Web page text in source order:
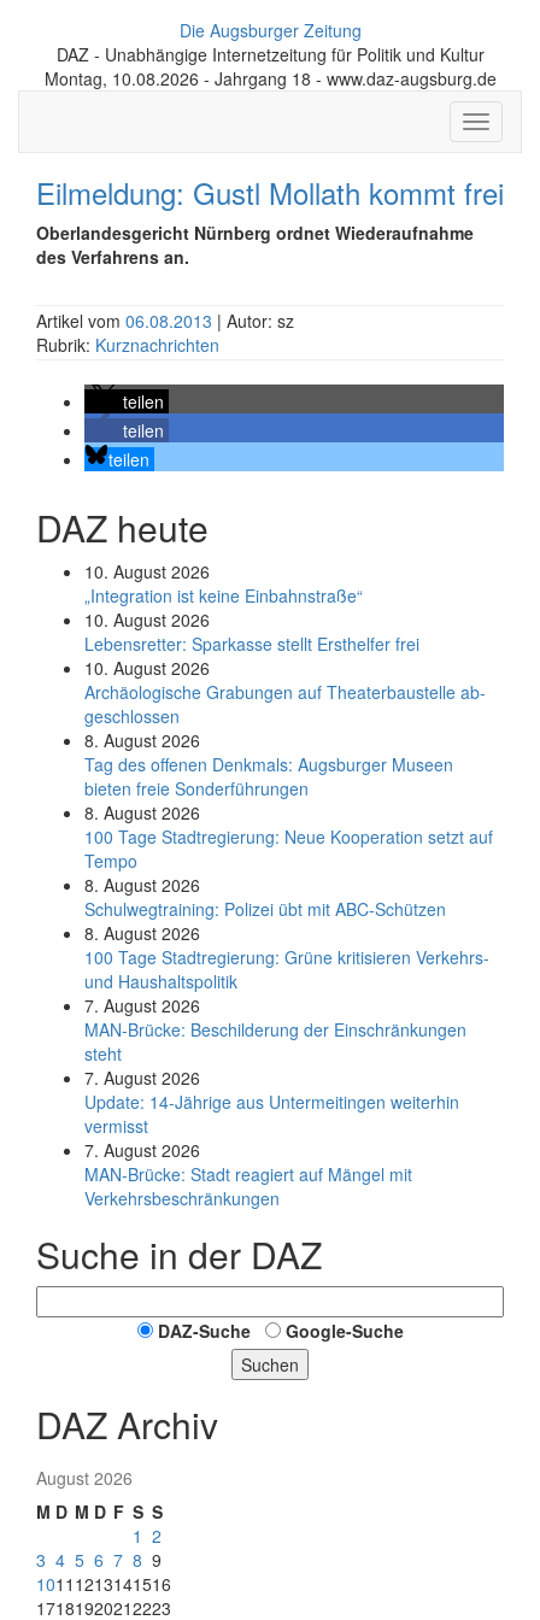
Die Augsburger Zeitung
DAZ - Unabhängige Internetzeitung für Politik und Kultur
Montag, 10.08.2026 - Jahrgang 18 - www.daz-augsburg.de
Toggle
Eilmeldung: Gustl Mollath kommt frei
Oberlandesgericht Nürnberg ordnet Wiederaufnahme
des Verfahrens an.
Artikel vom 06.08.2013 | Autor: sz
Rubrik: Kurznachrichten
teilen
teilen
teilen
DAZ heute
10. August 2026
„Integration ist keine Einbahnstraße“
10. August 2026
Le­bens­ret­ter: Spar­kas­se stellt Erst­hel­fer frei
10. August 2026
Ar­chäo­lo­gi­sche Gra­bun­gen auf Thea­ter­bau­stel­le ab­
ge­schlos­sen
8. August 2026
Tag des offenen Denkmals: Augsburger Museen
bieten freie Sonderführungen
8. August 2026
100 Tage Stadtregierung: Neue Kooperation setzt auf
Tempo
8. August 2026
Schul­weg­trai­ning: Poli­zei übt mit ABC-Schüt­zen
8. August 2026
100 Tage Stadtregierung: Grüne kritisieren Verkehrs-
und Haushaltspolitik
7. August 2026
MAN-Brücke: Beschilderung der Einschränkungen
steht
7. August 2026
Update: 14-Jährige aus Untermeitingen weiterhin
vermisst
7. August 2026
MAN-Brücke: Stadt reagiert auf Mängel mit
Verkehrsbeschränkungen
Suche in der DAZ
DAZ-Suche
Google-Suche
Suchen
DAZ Archiv
August 2026
M D M D F S S
1 2
3 4 5 6 7 8 9
1011 1213141516
17181920212223